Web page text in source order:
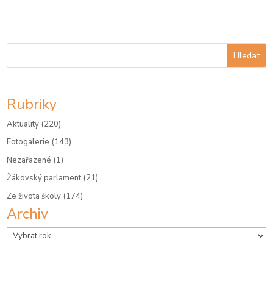
Hledat
Rubriky
Aktuality (220)
Fotogalerie (143)
Nezařazené (1)
Žákovský parlament(21)
Ze života školy (174)
Archiv
Archivy